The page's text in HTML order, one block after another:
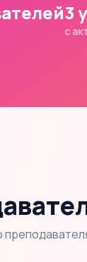
3
с